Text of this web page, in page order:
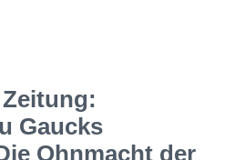
Gaucks
Ohnmacht der